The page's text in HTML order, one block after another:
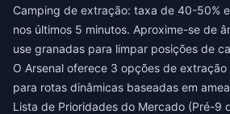
Camping de extração: taxa de 40-50%
nos últimos 5 minutos. Aproxime-se de
use granadas para limpar posições de
O Arsenal oferece 3 opções de
para rotas dinâmicas baseadas em
Lista de Prioridades do Mercado (Pré-9